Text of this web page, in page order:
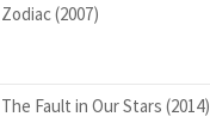
Zodiac (2007)
The Fault in Our Stars (2014)